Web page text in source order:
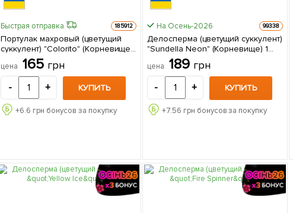
Быстрая отправка 185912
Портулак махровый (цветущий
суккулент) "Colorito" (Корневище)
1 саженец в упаковке
цена 165 грн
- + КУПИТЬ
+6.6 грн бонусов за покупку
На Осень-2026 99338
Делосперма (цветущий суккулент)
"Sundella Neon" (Корневище) 1
саженец в упаковке
цена 189 грн
- + КУПИТЬ
+7.56 грн бонусов за покупку